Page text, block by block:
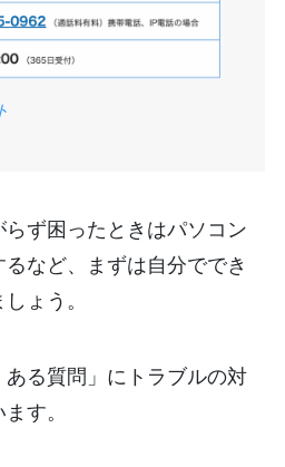
ず困ったときはパソコン
など、まずは自分ででき
ょう。
る質問」にトラブルの対
す。